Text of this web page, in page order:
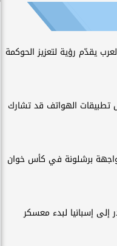
يقدّم رؤية لتعزيز الحوكمة
الهواتف قد تشارك
برشلونة في كأس خوان
إلى إسبانيا لبدء معسكر